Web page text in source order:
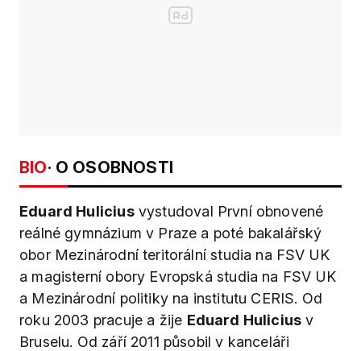
BIO· O OSOBNOSTI
Eduard Huliciusvystudoval První obnovené
reálné gymnázium v Praze a poté bakalářský
obor Mezinárodní teritorální studia na FSV UK
a magisterní obory Evropská studia na FSV UK
a Mezinárodní politiky na institutu CERIS. Od
roku 2003 pracuje a žije Eduard Hulicius v
Bruselu. Od září 2011 působil v kanceláři